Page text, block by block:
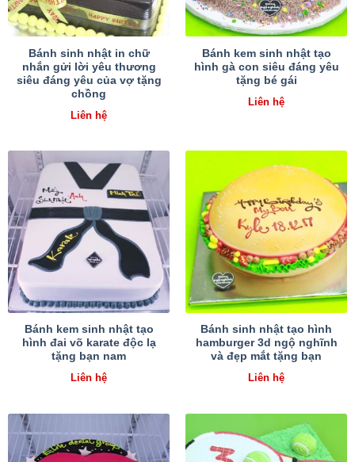
Bánh sinh nhật in chữ
nhắn gửi lời yêu thương
siêu đáng yêu của vợ tặng
chồng
Liên hệ
Bánh kem sinh nhật tạo
hình gà con siêu đáng yêu
tặng bé gái
Liên hệ
Bánh kem sinh nhật tạo
hình đai võ karate độc lạ
tặng bạn nam
Liên hệ
Bánh sinh nhật tạo hình
hamburger 3d ngộ nghĩnh
và đẹp mắt tặng bạn
Liên hệ